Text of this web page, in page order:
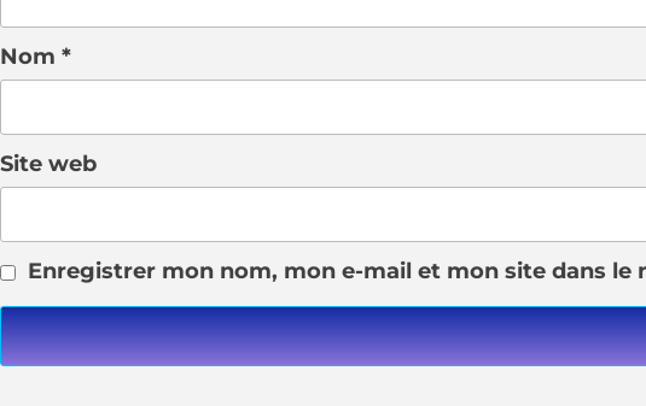
Nom *
Site web
Enregistrer mon nom, mon e-mail et mon site dans